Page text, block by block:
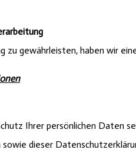
zu gewährleisten, haben wir
Ihrer persönlichen Daten
dieser